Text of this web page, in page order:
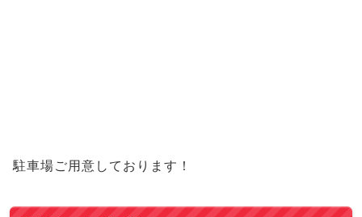
駐車場ご用意しております！